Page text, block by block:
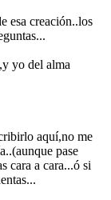
esa creación..los
yo del alma
aquí,no me
pase
cara a cara...ó si